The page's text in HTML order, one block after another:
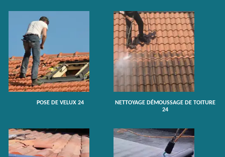
POSE DE VELUX 24
NETTOYAGE DÉMOUSSAGE DE TOITURE
24